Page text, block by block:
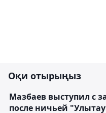
Оқи отырыңыз
Мазбаев выступил с
после ничьей